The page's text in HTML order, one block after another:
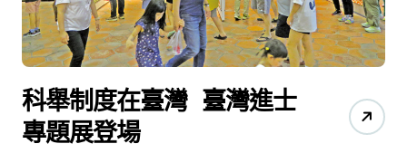
科舉制度在臺灣 臺灣進士
專題展登場